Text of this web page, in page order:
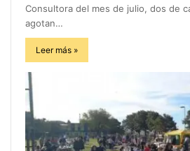
Consultora del mes de julio, dos de
agotan…
Leer más »